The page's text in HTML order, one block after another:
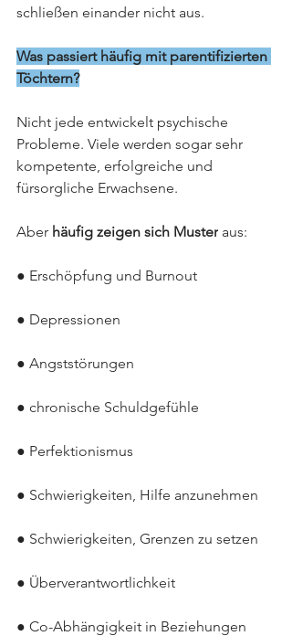
schließen einander nicht aus.
Was passiert häufig mit parentifizierten
Töchtern?
Nicht jede entwickelt psychische
Probleme. Viele werden sogar sehr
kompetente, erfolgreiche und
fürsorgliche Erwachsene.
Aber häufig zeigen sich Muster aus:
● Erschöpfung und Burnout
● Depressionen
● Angststörungen
● chronische Schuldgefühle
● Perfektionismus
● Schwierigkeiten, Hilfe anzunehmen
● Schwierigkeiten, Grenzen zu setzen
● Überverantwortlichkeit
● Co-Abhängigkeit in Beziehungen